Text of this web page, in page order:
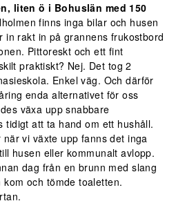
liten ö i Bohuslän med 150
finns inga bilar och husen
in rakt in på grannens frukostbord
Pittoreskt och ett fint
praktiskt? Nej. Det tog 2
Enkel väg. Och därför
enda alternativet för oss
växa upp snabbare
tidigt att ta hand om ett hushåll.
vi växte upp fanns det inga
husen eller kommunalt avlopp.
dag från en brunn med slang
och tömde toaletten.